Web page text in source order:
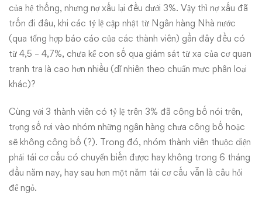
của hệ thống, nhưng nợ xấu lại đều dưới 3%. Vậy thì nợ xấu đã
trốn đi đâu, khi các tỷ lệ cập nhật từ Ngân hàng Nhà nước
(qua tổng hợp báo cáo của các thành viên) gần đây đều có
từ 4,5 – 4,7%, chưa kể con số qua giám sát từ xa của cơ quan
tranh tra là cao hơn nhiều (dĩ nhiên theo chuẩn mực phân loại
khác)?
Cùng với 3 thành viên có tỷ lệ trên 3% đã công bố nói trên,
trọng số rơi vào nhóm những ngân hàng chưa công bố hoặc
sẽ không công bố (?). Trong đó, nhóm thành viên thuộc diện
phải tái cơ cấu có chuyển biến được hay không trong 6 tháng
đầu năm nay, hay sau hơn một năm tái cơ cấu vẫn là câu hỏi
để ngỏ.